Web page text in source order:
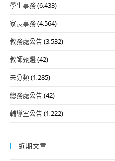
學生事務(6,433)
家長事務(4,564)
教務處公告(3,532)
教師甄選(42)
未分類(1,285)
總務處公告(42)
輔導室公告(1,222)
近期文章